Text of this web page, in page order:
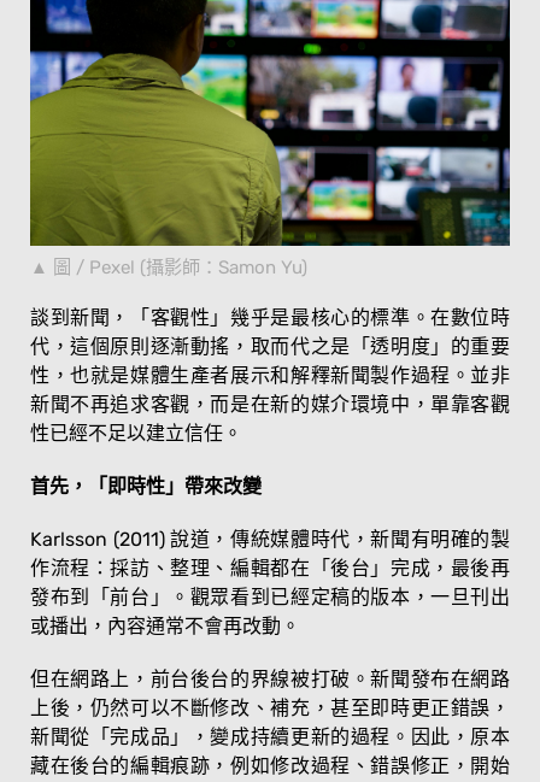
圖 / Pexel (攝影師：Samon Yu)
談到新聞，「客觀性」幾乎是最核心的標準。在數位時
代，這個原則逐漸動搖，取而代之是「透明度」的重要
性，也就是媒體生產者展示和解釋新聞製作過程。並非
新聞不再追求客觀，而是在新的媒介環境中，單靠客觀
性已經不足以建立信任。
首先，「即時性」帶來改變
Karlsson (2011) 說道，傳統媒體時代，新聞有明確的製
作流程：採訪、整理、編輯都在「後台」完成，最後再
發布到「前台」。觀眾看到已經定稿的版本，一旦刊出
或播出，內容通常不會再改動。
但在網路上，前台後台的界線被打破。新聞發布在網路
上後，仍然可以不斷修改、補充，甚至即時更正錯誤，
新聞從「完成品」，變成持續更新的過程。因此，原本
藏在後台的編輯痕跡，例如修改過程、錯誤修正，開始